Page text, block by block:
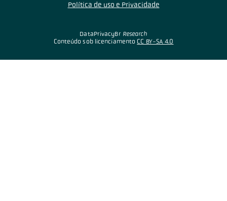
DataPrivacyBr Research
Conteúdo sob licenciamento CC BY-SA 4.0
Política de uso e Privacidade